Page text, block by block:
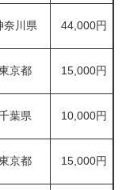
奈川県 44,000円
京都 15,000円
葉県 10,000円
京都 15,000円